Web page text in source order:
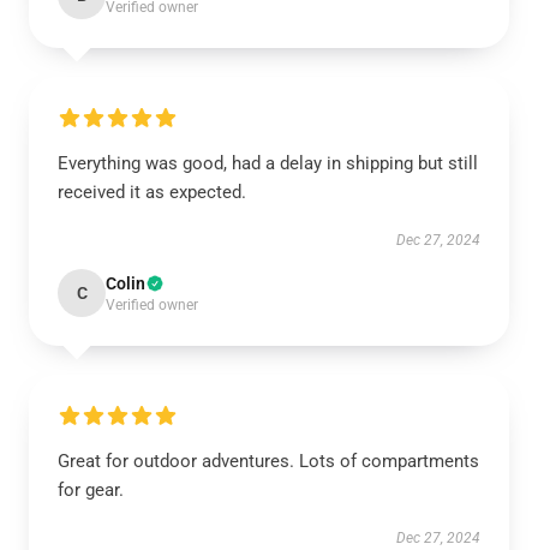
Verified owner
Everything was good, had a delay in shipping but still
received it as expected.
Dec 27, 2024
C Colin
Verified owner
Great for outdoor adventures. Lots of compartments
for gear.
Dec 27, 2024